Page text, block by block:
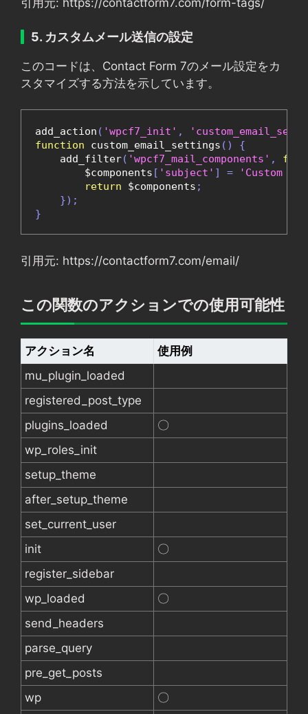
引用元: https://contactform7.com/form-tags/
5. カスタムメール送信の設定
このコードは、Contact Form 7のメール設定をカ
スタマイズする方法を示しています。
add_action ( 'wpcf7_init' ,
function custom_email_settings ()
{
    add_filter
( 'wpcf7_mail_components' ,
        $components
[ 'subject' ] =
'Custom
return $components ;
});
}
引用元: https://contactform7.com/email/
この関数のアクションでの使用可能性
アクション名
使用例
mu_plugin_loaded
registered_post_type
plugins_loaded
〇
wp_roles_init
setup_theme
after_setup_theme
set_current_user
init
〇
register_sidebar
wp_loaded
〇
send_headers
parse_query
pre_get_posts
wp
〇